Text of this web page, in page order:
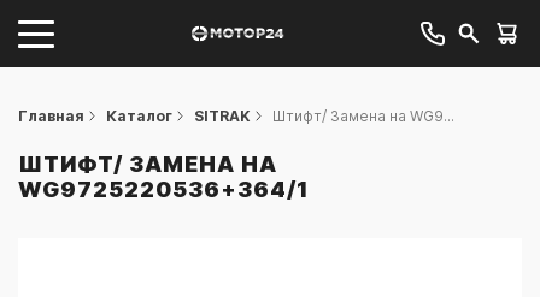
Главная Каталог SITRAK Штифт/ Замена на WG9...
ШТИФТ/ ЗАМЕНА НА
WG9725220536+364/1